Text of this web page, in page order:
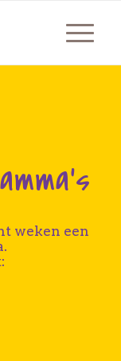
weken een